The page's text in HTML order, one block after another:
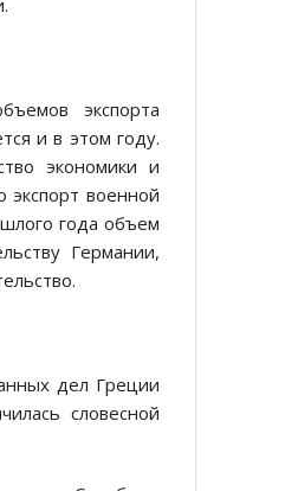
экспорта
и в этом году.
экономики и
экспорт военной
года объем
Германии,
дел Греции
словесной